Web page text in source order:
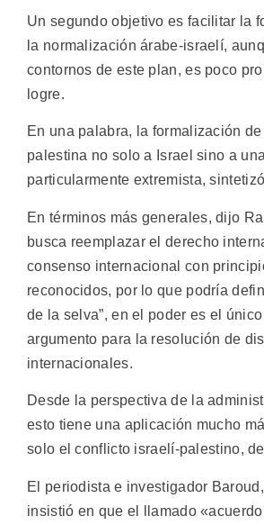
Un segundo objetivo es facilitar la
la normalización árabe-israelí,
contornos de este plan, es poco
logre.
En una palabra, la formalización
palestina no solo a Israel sino a
particularmente extremista,
En términos más generales, dijo
busca reemplazar el derecho
consenso internacional con
reconocidos, por lo que podría
de la selva”, en el poder es el
argumento para la resolución de
internacionales.
Desde la perspectiva de la
esto tiene una aplicación mucho
solo el conflicto israelí-palestino,
El periodista e investigador
insistió en que el llamado